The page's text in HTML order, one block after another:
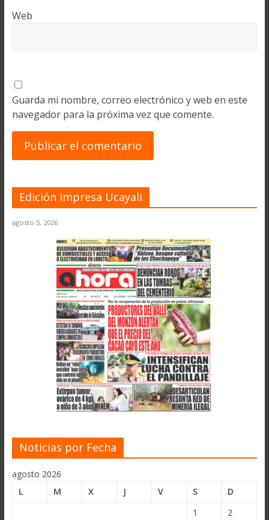
Web
Guarda mi nombre, correo electrónico y web en este
navegador para la próxima vez que comente.
Edición Impresa Ucayali
agosto 5, 2026
Noticias por Fecha
agosto 2026
L
M X J V S
D
1
2